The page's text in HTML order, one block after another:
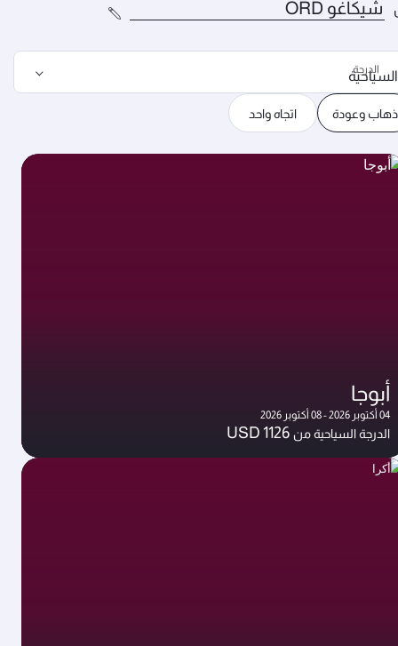
ذهاب وعودة اتجاه واحد
الدرجة
السياحية
أبوجا
04 أكتوبر 2026 - 08 أكتوبر 2026
الدرجة السياحية من USD 1126